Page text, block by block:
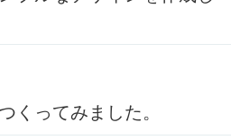
くってみました。